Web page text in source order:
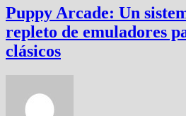
Puppy Arcade: Un
repleto de emuladores
clásicos